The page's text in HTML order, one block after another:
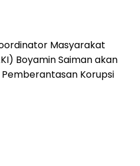
Masyarakat
Boyamin Saiman akan
Korupsi